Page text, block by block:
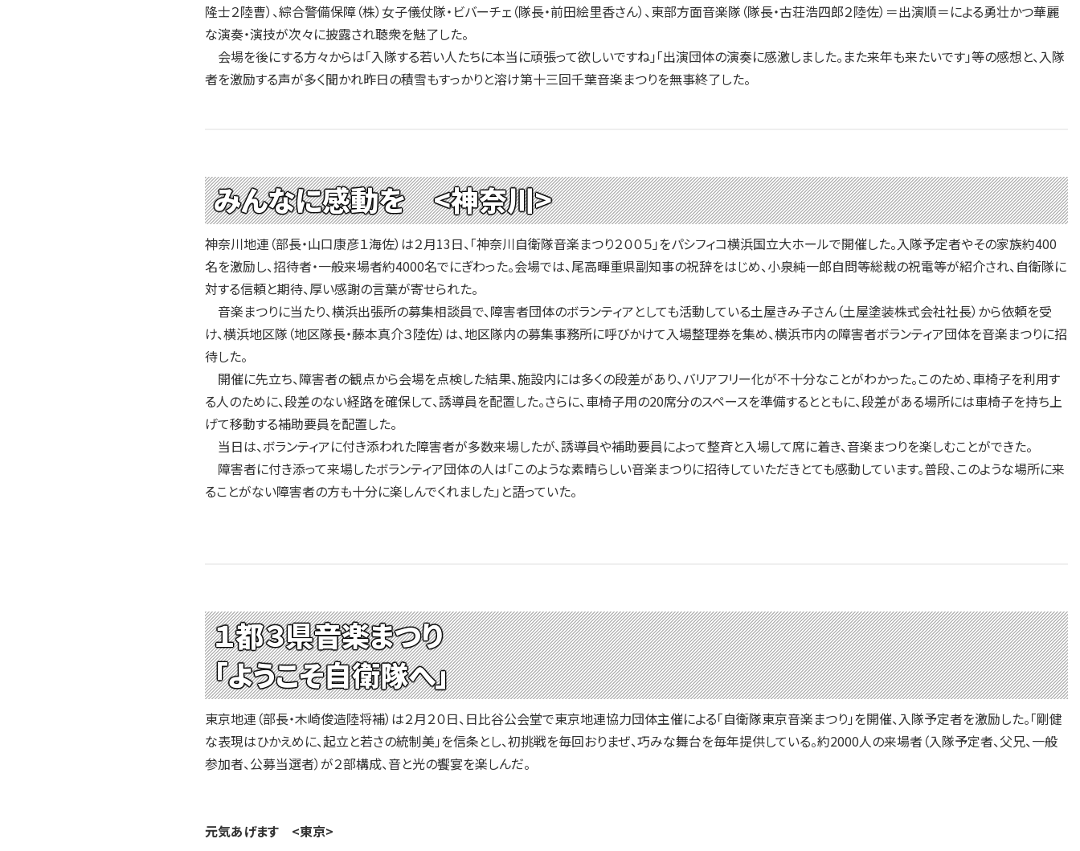
隆士２陸曹）、綜合警備保障（株）女子儀仗隊・ビバーチェ（隊長・前田絵里香さん）、東部方面音楽隊（隊長・古荘浩四郎２陸佐）＝出演順＝による勇壮かつ華麗
な演奏・演技が次々に披露され聴衆を魅了した。
会場を後にする方々からは「入隊する若い人たちに本当に頑張って欲しいですね」「出演団体の演奏に感激しました。また来年も来たいです」等の感想と、入隊
者を激励する声が多く聞かれ昨日の積雪もすっかりと溶け第十三回千葉音楽まつりを無事終了した。
みんなに感動を <神奈川>
神奈川地連（部長・山口康彦１海佐）は２月13日、「神奈川自衛隊音楽まつり２００５」をパシフィコ横浜国立大ホールで開催した。入隊予定者やその家族約400
名を激励し、招待者・一般来場者約4000名でにぎわった。会場では、尾高暉重県副知事の祝辞をはじめ、小泉純一郎自問等総裁の祝電等が紹介され、自衛隊に
対する信頼と期待、厚い感謝の言葉が寄せられた。
音楽まつりに当たり、横浜出張所の募集相談員で、障害者団体のボランティアとしても活動している土屋きみ子さん（土屋塗装株式会社社長）から依頼を受
け、横浜地区隊（地区隊長・藤本真介３陸佐）は、地区隊内の募集事務所に呼びかけて入場整理券を集め、横浜市内の障害者ボランティア団体を音楽まつりに招
待した。
開催に先立ち、障害者の観点から会場を点検した結果、施設内には多くの段差があり、バリアフリー化が不十分なことがわかった。このため、車椅子を利用す
る人のために、段差のない経路を確保して、誘導員を配置した。さらに、車椅子用の20席分のスペースを準備するとともに、段差がある場所には車椅子を持ち上
げて移動する補助要員を配置した。
当日は、ボランティアに付き添われた障害者が多数来場したが、誘導員や補助要員によって整斉と入場して席に着き、音楽まつりを楽しむことができた。
障害者に付き添って来場したボランティア団体の人は「このような素晴らしい音楽まつりに招待していただきとても感動しています。普段、このような場所に来
ることがない障害者の方も十分に楽しんでくれました」と語っていた。
１都３県音楽まつり
「ようこそ自衛隊へ」
東京地連（部長・木崎俊造陸将補）は２月２０日、日比谷公会堂で東京地連協力団体主催による「自衛隊東京音楽まつり」を開催、入隊予定者を激励した。「剛健
な表現はひかえめに、起立と若さの統制美」を信条とし、初挑戦を毎回おりまぜ、巧みな舞台を毎年提供している。約2000人の来場者（入隊予定者、父兄、一般
参加者、公募当選者）が２部構成、音と光の饗宴を楽しんだ。
元気あげます <東京>